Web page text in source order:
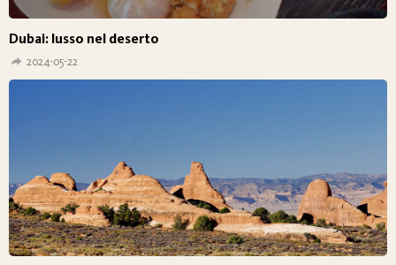
Dubai: lusso nel deserto
2024-05-22